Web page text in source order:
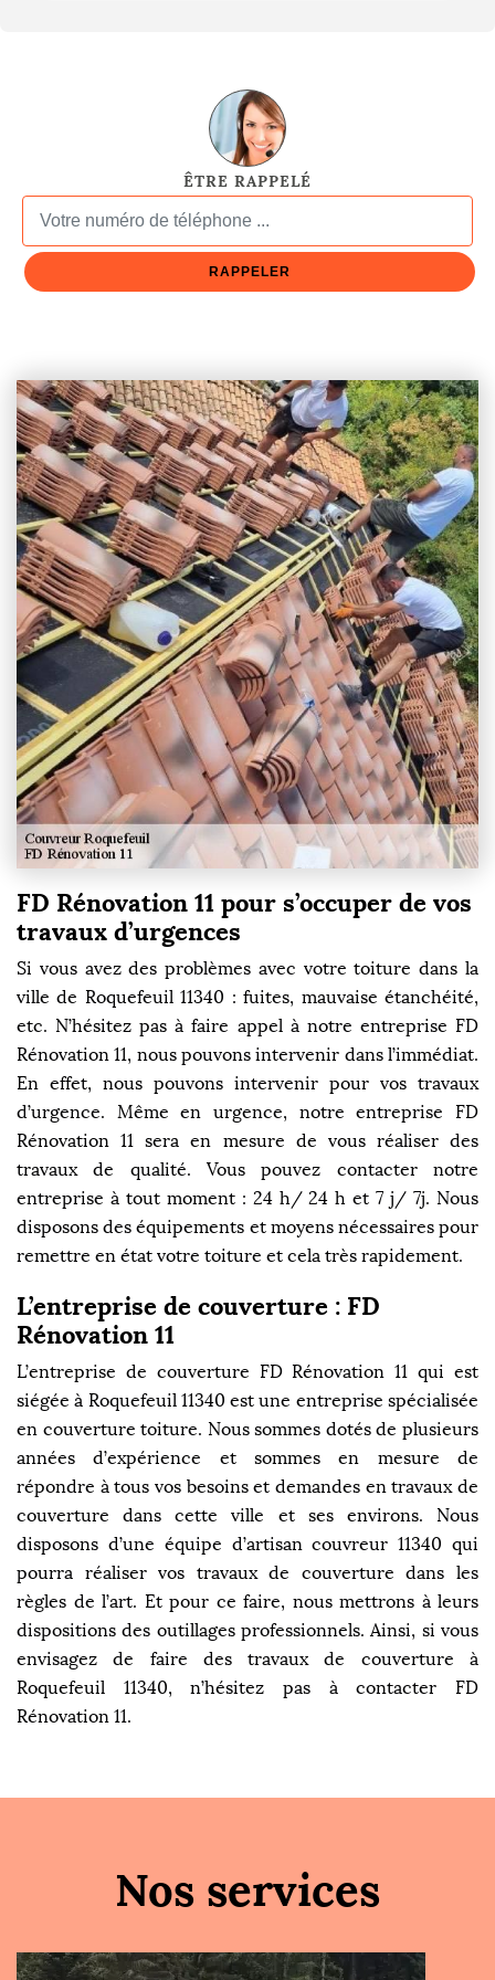
ÊTRE RAPPELÉ
FD Rénovation 11 pour s’occuper de vos
travaux d’urgences
Si vous avez des problèmes avec votre toiture dans la
ville de Roquefeuil 11340 : fuites, mauvaise étanchéité,
etc. N’hésitez pas à faire appel à notre entreprise FD
Rénovation 11, nous pouvons intervenir dans l’immédiat.
En effet, nous pouvons intervenir pour vos travaux
d’urgence. Même en urgence, notre entreprise FD
Rénovation 11 sera en mesure de vous réaliser des
travaux de qualité. Vous pouvez contacter notre
entreprise à tout moment : 24 h/ 24 h et 7 j/ 7j. Nous
disposons des équipements et moyens nécessaires pour
remettre en état votre toiture et cela très rapidement.
L’entreprise de couverture : FD
Rénovation 11
L’entreprise de couverture FD Rénovation 11 qui est
siégée à Roquefeuil 11340 est une entreprise spécialisée
en couverture toiture. Nous sommes dotés de plusieurs
années d’expérience et sommes en mesure de
répondre à tous vos besoins et demandes en travaux de
couverture dans cette ville et ses environs. Nous
disposons d’une équipe d’artisan couvreur 11340 qui
pourra réaliser vos travaux de couverture dans les
règles de l’art. Et pour ce faire, nous mettrons à leurs
dispositions des outillages professionnels. Ainsi, si vous
envisagez de faire des travaux de couverture à
Roquefeuil 11340, n’hésitez pas à contacter FD
Rénovation 11.
Nos services